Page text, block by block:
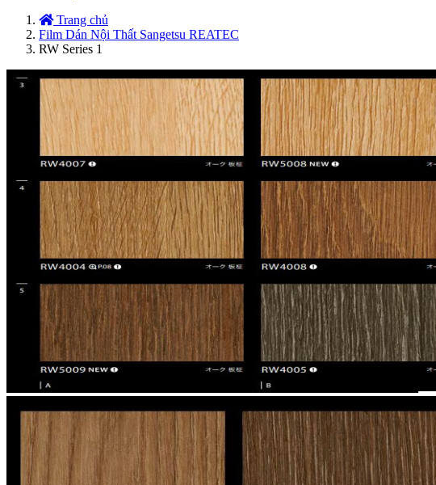
Trang chủ
Film Dán Nội Thất Sangetsu REATEC
RW Series 1